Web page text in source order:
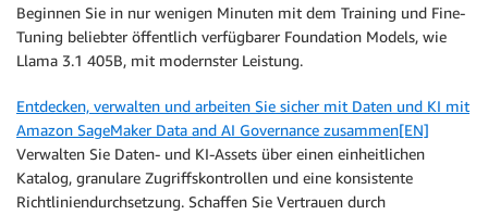
Beginnen Sie in nur wenigen Minuten mit dem Training und Fine-
Tuning beliebter öffentlich verfügbarer Foundation Models, wie
Llama 3.1 405B, mit modernster Leistung.
Entdecken, verwalten und arbeiten Sie sicher mit Daten und KI mit
Amazon SageMaker Data and AI Governance zusammen[EN]
Verwalten Sie Daten- und KI-Assets über einen einheitlichen
Katalog, granulare Zugriffskontrollen und eine konsistente
Richtliniendurchsetzung. Schaffen Sie Vertrauen durch